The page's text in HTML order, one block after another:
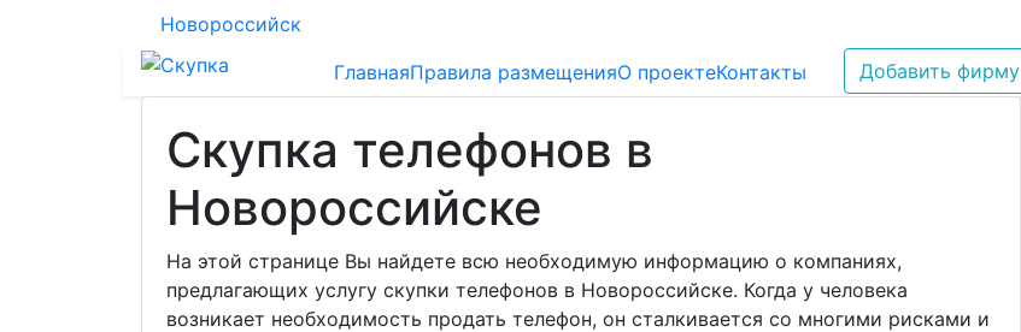
Новороссийск
ГлавнаяПравила размещенияО проектеКонтакты Добавить фирму
Скупка телефонов в
Новороссийске
На этой странице Вы найдете всю необходимую информацию о компаниях,
предлагающих услугу скупки телефонов в Новороссийске. Когда у человека
возникает необходимость продать телефон, он сталкивается со многими рисками и